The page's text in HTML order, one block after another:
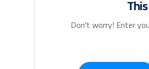
Don't worry! Enter